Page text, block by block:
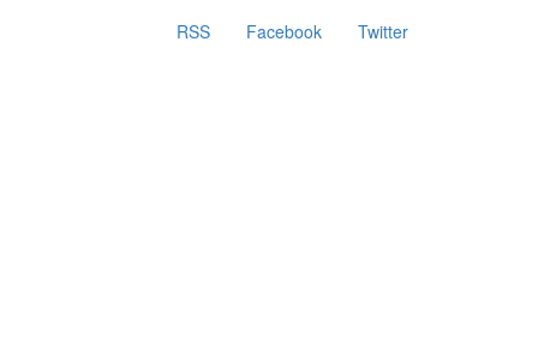
RSS Facebook Twitter